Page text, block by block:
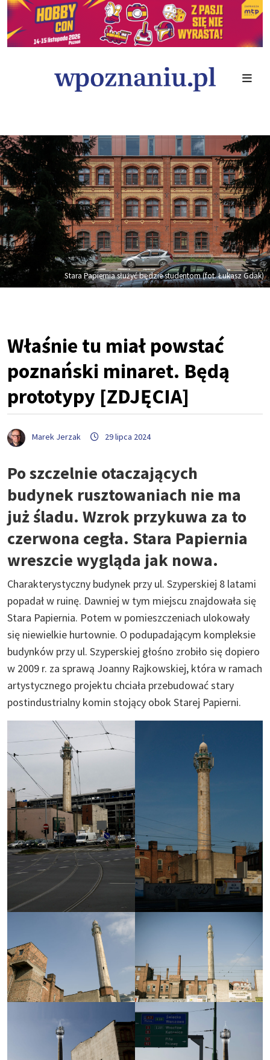
Stara Papiernia służyć będzie studentom (fot. Łukasz Gdak)
Właśnie tu miał powstać
poznański minaret. Będą
prototypy [ZDJĘCIA]
Marek Jerzak 29 lipca 2024
Po szczelnie otaczających
budynek rusztowaniach nie ma
już śladu. Wzrok przykuwa za to
czerwona cegła. Stara Papiernia
wreszcie wygląda jak nowa.
Charakterystyczny budynek przy ul. Szyperskiej 8 latami
popadał w ruinę. Dawniej w tym miejscu znajdowała się
Stara Papiernia. Potem w pomieszczeniach ulokowały
się niewielkie hurtownie. O podupadającym kompleksie
budynków przy ul. Szyperskiej głośno zrobiło się dopiero
w 2009 r. za sprawą Joanny Rajkowskiej, która w ramach
artystycznego projektu chciała przebudować stary
postindustrialny komin stojący obok Starej Papierni.